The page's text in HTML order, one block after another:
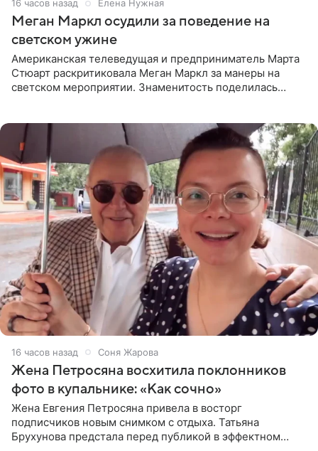
16 часов назад Елена Нужная
Меган Маркл осудили за поведение на
светском ужине
Американская телеведущая и предприниматель Марта
Стюарт раскритиковала Меган Маркл за манеры на
светском мероприятии. Знаменитость поделилась
16 часов назад Соня Жарова
Жена Петросяна восхитила поклонников
фото в купальнике: «Как сочно»
Жена Евгения Петросяна привела в восторг
подписчиков новым снимком с отдыха. Татьяна
Брухунова предстала перед публикой в эффектном